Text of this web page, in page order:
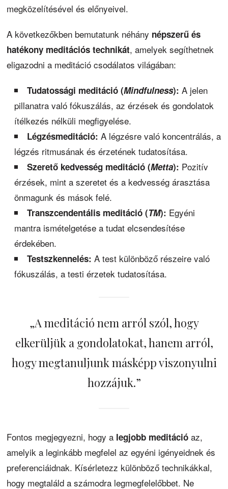
megközelítésével és előnyeivel.
A következőkben bemutatunk néhány népszerű és
hatékony meditációs technikát, amelyek segíthetnek
eligazodni a meditáció csodálatos világában:
Tudatossági meditáció (Mindfulness): A jelen
pillanatra való fókuszálás, az érzések és gondolatok
ítélkezés nélküli megfigyelése.
Légzésmeditáció: A légzésre való koncentrálás, a
légzés ritmusának és érzetének tudatosítása.
Szerető kedvesség meditáció (Metta): Pozitív
érzések, mint a szeretet és a kedvesség árasztása
önmagunk és mások felé.
Transzcendentális meditáció (TM): Egyéni
mantra ismételgetése a tudat elcsendesítése
érdekében.
Testszkennelés: A test különböző részeire való
fókuszálás, a testi érzetek tudatosítása.
„A meditáció nem arról szól, hogy
elkerüljük a gondolatokat, hanem arról,
hogy megtanuljunk másképp viszonyulni
hozzájuk.”
Fontos megjegyezni, hogy a legjobb meditáció az,
amelyik a leginkább megfelel az egyéni igényeidnek és
preferenciáidnak. Kísérletezz különböző technikákkal,
hogy megtaláld a számodra legmegfelelőbbet. Ne